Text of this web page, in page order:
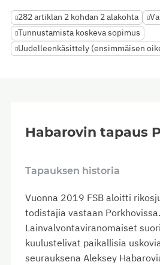
282 artiklan 2 kohdan 2 alakohta
Tunnustamista koskeva sopimus
Uudelleenkäsittely (ensimmäisen
Habarovin tapaus
Tapauksen historia
Vuonna 2019 FSB aloitti
todistajia vastaan Porkhovissa.
Lainvalvontaviranomaiset
kuulustelivat paikallisia
seurauksena Aleksey